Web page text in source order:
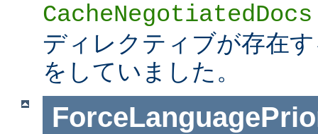
CacheNegotiatedDocs
ディレクティブが存在
をしていました。